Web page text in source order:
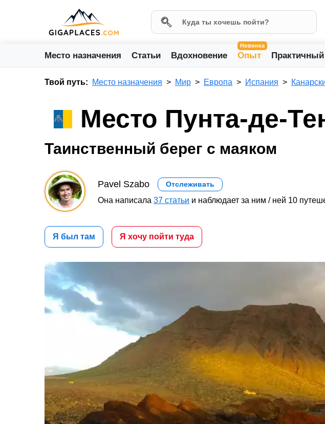
Место назначения Статьи Вдохновение
Новинка
Опыт Практичный
Твой путь: Место назначения Мир Европа Испания
Место Пунта-де-
Таинственный берег с маяком
Pavel Szabo Отслеживать
Она написала 37 статьи и наблюдает за ним / ней 10
Я был там Я хочу пойти туда